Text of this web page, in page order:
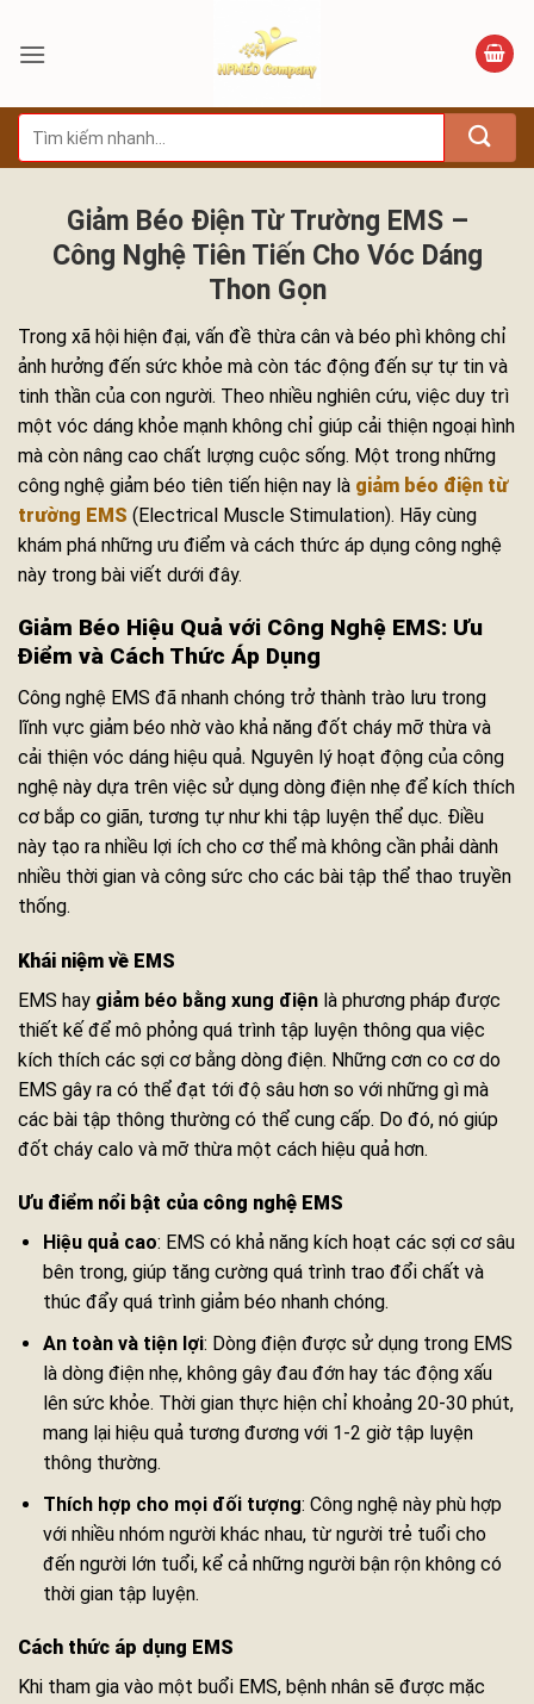
qua
dung
Tìm
kiếm:
Giảm Béo Điện Từ Trường EMS –
Công Nghệ Tiên Tiến Cho Vóc Dáng
Thon Gọn
Trong xã hội hiện đại, vấn đề thừa cân và béo phì không chỉ
ảnh hưởng đến sức khỏe mà còn tác động đến sự tự tin và
tinh thần của con người. Theo nhiều nghiên cứu, việc duy trì
một vóc dáng khỏe mạnh không chỉ giúp cải thiện ngoại hình
mà còn nâng cao chất lượng cuộc sống. Một trong những
công nghệ giảm béo tiên tiến hiện nay là giảm béo điện từ
trường EMS (Electrical Muscle Stimulation). Hãy cùng
khám phá những ưu điểm và cách thức áp dụng công nghệ
này trong bài viết dưới đây.
Giảm Béo Hiệu Quả với Công Nghệ EMS: Ưu
Điểm và Cách Thức Áp Dụng
Công nghệ EMS đã nhanh chóng trở thành trào lưu trong
lĩnh vực giảm béo nhờ vào khả năng đốt cháy mỡ thừa và
cải thiện vóc dáng hiệu quả. Nguyên lý hoạt động của công
nghệ này dựa trên việc sử dụng dòng điện nhẹ để kích thích
cơ bắp co giãn, tương tự như khi tập luyện thể dục. Điều
này tạo ra nhiều lợi ích cho cơ thể mà không cần phải dành
nhiều thời gian và công sức cho các bài tập thể thao truyền
thống.
Khái niệm về EMS
EMS hay giảm béo bằng xung điện là phương pháp được
thiết kế để mô phỏng quá trình tập luyện thông qua việc
kích thích các sợi cơ bằng dòng điện. Những cơn co cơ do
EMS gây ra có thể đạt tới độ sâu hơn so với những gì mà
các bài tập thông thường có thể cung cấp. Do đó, nó giúp
đốt cháy calo và mỡ thừa một cách hiệu quả hơn.
Ưu điểm nổi bật của công nghệ EMS
Hiệu quả cao: EMS có khả năng kích hoạt các sợi cơ sâu
bên trong, giúp tăng cường quá trình trao đổi chất và
thúc đẩy quá trình giảm béo nhanh chóng.
An toàn và tiện lợi: Dòng điện được sử dụng trong EMS
là dòng điện nhẹ, không gây đau đớn hay tác động xấu
lên sức khỏe. Thời gian thực hiện chỉ khoảng 20-30 phút,
mang lại hiệu quả tương đương với 1-2 giờ tập luyện
thông thường.
Thích hợp cho mọi đối tượng: Công nghệ này phù hợp
với nhiều nhóm người khác nhau, từ người trẻ tuổi cho
đến người lớn tuổi, kể cả những người bận rộn không có
thời gian tập luyện.
Cách thức áp dụng EMS
Khi tham gia vào một buổi EMS, bệnh nhân sẽ được mặc